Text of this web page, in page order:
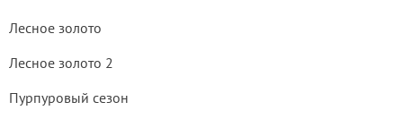
Лесное золото
Лесное золото 2
Пурпуровый сезон